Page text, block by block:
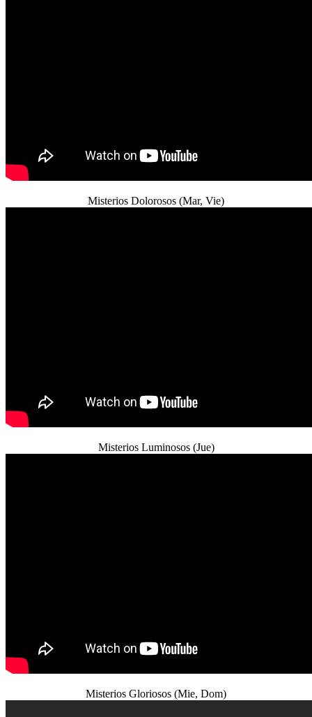
Misterios Dolorosos (Mar, Vie)
Misterios Luminosos (Jue)
Misterios Gloriosos (Mie, Dom)